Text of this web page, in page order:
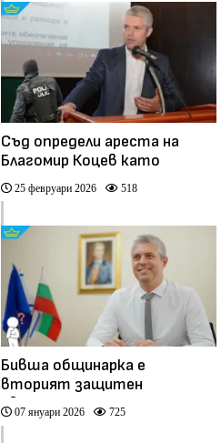
Съд определи ареста на
Благомир Коцев като
незаконен
25 февруари 2026 518
Бивша общинарка е
вторият защитен
свидетел по делото срещу
кмета Благомир Коцев
07 януари 2026 725